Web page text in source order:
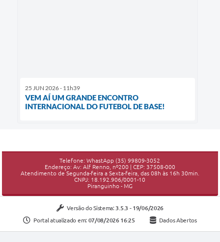
25 JUN 2026 - 11h39
VEM AÍ UM GRANDE ENCONTRO
INTERNACIONAL DO FUTEBOL DE BASE!
Telefone: WhastApp (35) 99809-3052
Endereço: Av: Alf Renno, nº200 | CEP: 37508-000
Atendimento de Segunda-feira a Sexta-feira, das 08h às 16h 30min.
CNPJ: 18.192.906/0001-10
Piranguinho - MG
Versão do Sistema: 3.5.3 - 19/06/2026
Portal atualizado em: 07/08/2026 16:25 Dados Abertos